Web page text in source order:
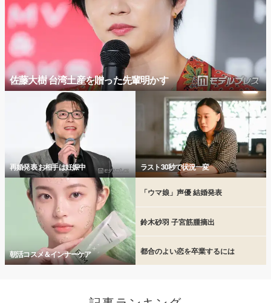
佐藤大樹 台湾土産を贈った先輩明かす
再婚発表 お相手は妊娠中 ラスト30秒で状況一変
朝活コスメ＆インナーケア
「ウマ娘」声優 結婚発表
鈴木砂羽 子宮筋腫摘出
都合のよい恋を卒業するには